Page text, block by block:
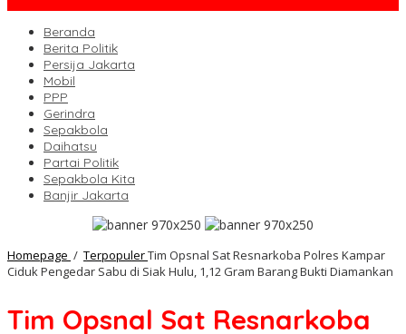
Beranda
Berita Politik
Persija Jakarta
Mobil
PPP
Gerindra
Sepakbola
Daihatsu
Partai Politik
Sepakbola Kita
Banjir Jakarta
Homepage / TerpopulerTim Opsnal Sat Resnarkoba Polres Kampar
Ciduk Pengedar Sabu di Siak Hulu, 1,12 Gram Barang Bukti Diamankan
Tim Opsnal Sat Resnarkoba